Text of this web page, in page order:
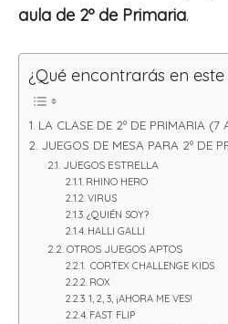
aula de 2º de Primaria.
¿Qué encontrarás en
LA CLASE DE 2º DE PRIMARIA (7
JUEGOS DE MESA PARA 2º DE
JUEGOS ESTRELLA
RHINO HERO
VIRUS
¿QUIÉN SOY?
HALLI GALLI
OTROS JUEGOS APTOS
CORTEX CHALLENGE KIDS
ROX
1, 2, 3, ¡AHORA ME VES!
FAST FLIP